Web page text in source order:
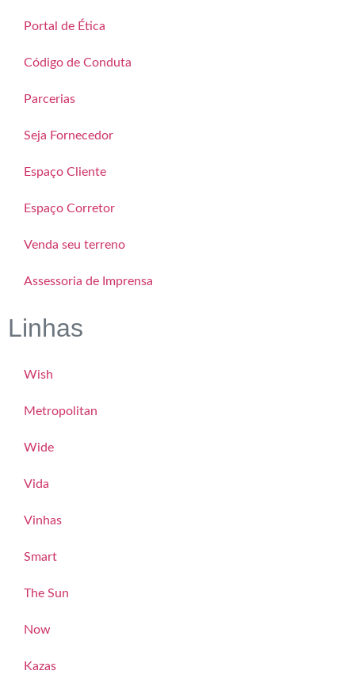
Portal de Ética
Código de Conduta
Parcerias
Seja Fornecedor
Espaço Cliente
Espaço Corretor
Venda seu terreno
Assessoria de Imprensa
Linhas
Wish
Metropolitan
Wide
Vida
Vinhas
Smart
The Sun
Now
Kazas